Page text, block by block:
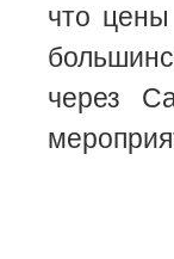
что
через